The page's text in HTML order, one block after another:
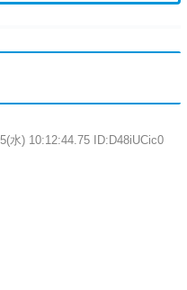
水) 10:12:44.75 ID:D48iUCic0